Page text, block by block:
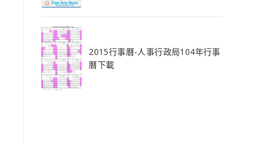
2015行事曆-人事行政局104年行事
曆下載